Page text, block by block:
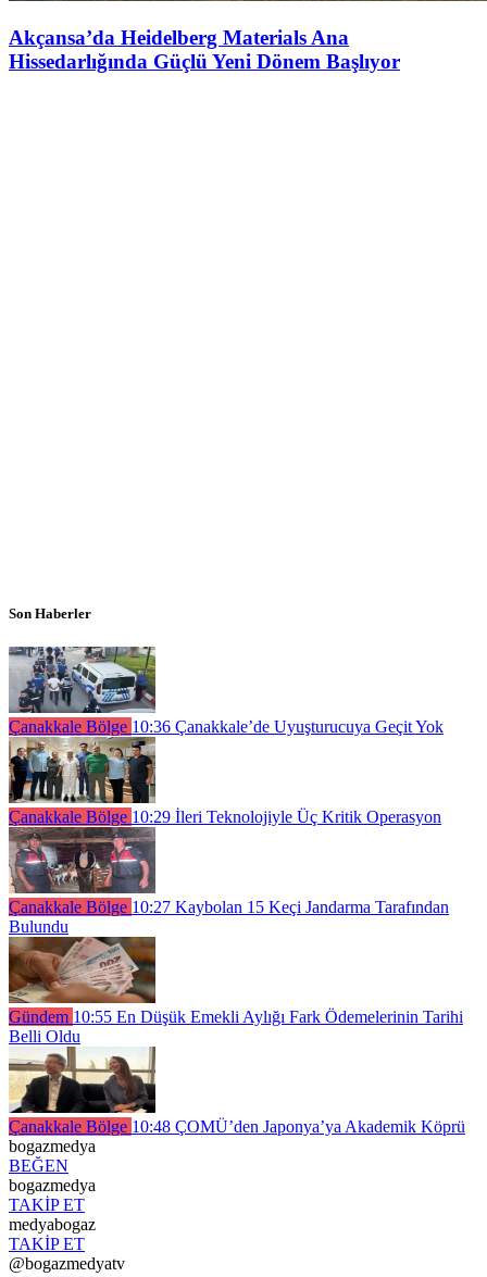
Akçansa’da Heidelberg Materials Ana
Hissedarlığında Güçlü Yeni Dönem Başlıyor
Son Haberler
Çanakkale Bölge 10:36 Çanakkale’de Uyuşturucuya Geçit Yok
Çanakkale Bölge 10:29 İleri Teknolojiyle Üç Kritik Operasyon
Çanakkale Bölge 10:27 Kaybolan 15 Keçi Jandarma Tarafından
Bulundu
Gündem 10:55 En Düşük Emekli Aylığı Fark Ödemelerinin Tarihi
Belli Oldu
Çanakkale Bölge 10:48 ÇOMÜ’den Japonya’ya Akademik Köprü
bogazmedya
BEĞEN
bogazmedya
TAKİP ET
medyabogaz
TAKİP ET
@bogazmedyatv